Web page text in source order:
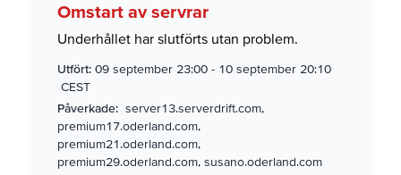
Omstart av servrar
Underhållet har slutförts utan problem.
Utfört: 09 september 23:00 - 10 september 20:10
CEST
Påverkade: server13.serverdrift.com,
premium17.oderland.com,
premium21.oderland.com,
premium29.oderland.com, susano.oderland.com